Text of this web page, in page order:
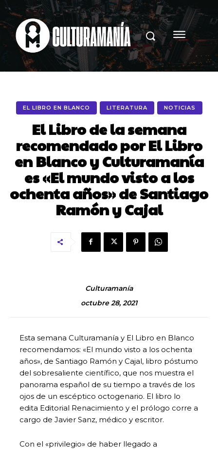
EL LIBRO EN BLANCO LITERATURA NOTICIAS
El Libro de la semana
recomendado por El Libro
en Blanco y Culturamanía
es «El mundo visto a los
ochenta años» de Santiago
Ramón y Cajal
Culturamanía
octubre 28, 2021
Esta semana Culturamanía y El Libro en Blanco
recomendamos: «El mundo visto a los ochenta
años», de Santiago Ramón y Cajal, libro póstumo
del sobresaliente científico, que nos muestra el
panorama español de su tiempo a través de los
ojos de un escéptico octogenario. El libro lo
edita Editorial Renacimiento y el prólogo corre a
cargo de Javier Sanz, médico y escritor.
Con el «privilegio» de haber llegado a